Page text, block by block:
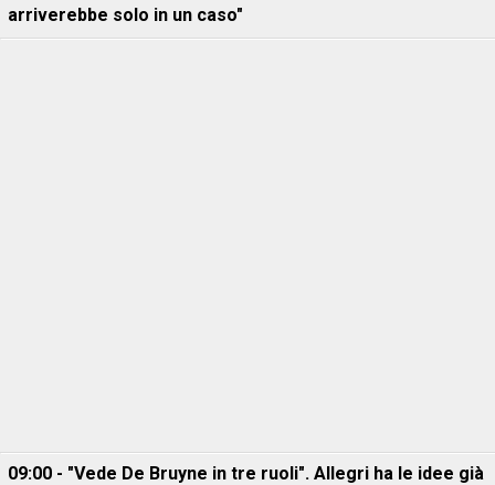
arriverebbe solo in un caso"
09:00 - "Vede De Bruyne in tre ruoli". Allegri ha le idee già